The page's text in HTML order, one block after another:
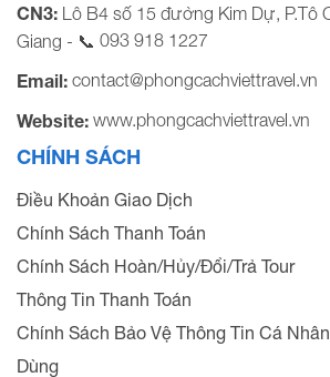
CN3: Lô B4 số 15 đường Kim Dự, P.Tô
Giang - 📞 093 918 1227
Email: contact@phongcachviettravel.vn
Website: www.phongcachviettravel.vn
CHÍNH SÁCH
Điều Khoản Giao Dịch
Chính Sách Thanh Toán
Chính Sách Hoàn/Hủy/Đổi/Trả Tour
Thông Tin Thanh Toán
Chính Sách Bảo Vệ Thông Tin Cá
Dùng